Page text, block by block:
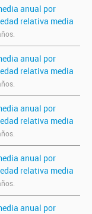
anual por
relativa media
anual por
relativa media
anual por
relativa media
anual por
relativa media
anual por